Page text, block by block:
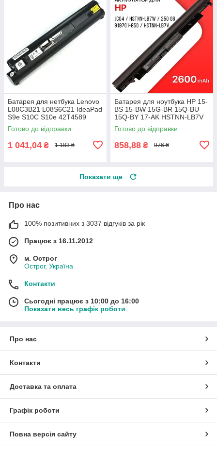
Батарея для нетбука Lenovo
L08C3B21 L08S6C21 IdeaPad
S9e S10C S10e 42T4589
42T4593 45K1275 45K2178
57Y6346
Готово до відправки
1 041,04 ₴ 1 183 ₴
Батарея для ноутбука HP 15-
BS 15-BW 15G-BR 15Q-BU
15Q-BY 17-AK HSTNN-LB7V
HSTNN-H7BX HSTNN-PB6Y
JC04 2600mAh
Готово до відправки
858,88 ₴ 976 ₴
Показати ще
Про нас
100% позитивних з 3037 відгуків за рік
Працює з 16.11.2012
м. Острог
Острог, Україна
Контакти
Сьогодні працює з 10:00 до 16:00
Показати весь графік роботи
Про нас
Контакти
Доставка та оплата
Графік роботи
Повна версія сайту